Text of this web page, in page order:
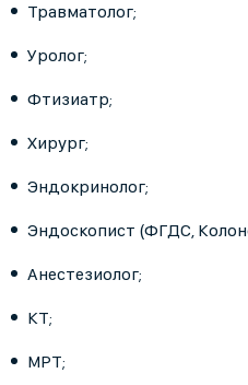
Травматолог;
Уролог;
Фтизиатр;
Хирург;
Эндокринолог;
Эндоскопист (ФГДС,
Анестезиолог;
КТ;
МРТ;